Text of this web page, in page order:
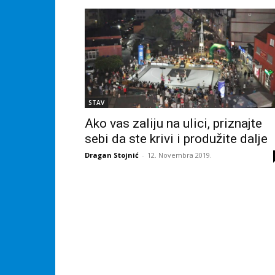
STAV
Ako vas zaliju na ulici, priznajte
sebi da ste krivi i produžite dalje
Dragan Stojnić - 12. Novembra 2019.